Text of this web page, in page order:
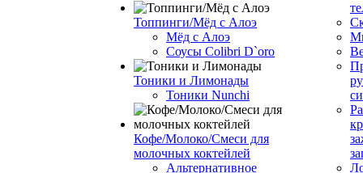
Топпинги/Мёд с Алоэ
Мёд с Алоэ
Соусы Colibri D`oro
Тоники и Лимонады
Тоники Nunchi
Кофе/Молоко/Смеси для
молочных коктейлей
Альтернативное